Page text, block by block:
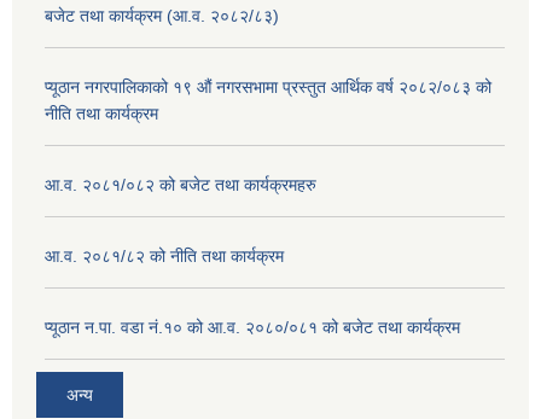
बजेट तथा कार्यक्रम (आ.व. २०८२/८३)
प्यूठान नगरपालिकाको १९ औं नगरसभामा प्रस्तुत आर्थिक वर्ष २०८२/०८३ को
नीति तथा कार्यक्रम
आ.व. २०८१/०८२ को बजेट तथा कार्यक्रमहरु
आ.व. २०८१/८२ को नीति तथा कार्यक्रम
प्यूठान न.पा. वडा नं.१० को आ.व. २०८०/०८१ को बजेट तथा कार्यक्रम
अन्य